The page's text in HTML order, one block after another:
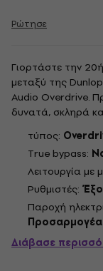
Ρώτησε
Γιορτάστε την
μεταξύ της
Audio Overdrive.
δυνατά, σκληρά
το μυώδες stomp
σε ένα βαρύ,
διάταξη ελέγχου
τύπος:
True bypass:
Λειτουργία με
Ρυθμιστές:
Παροχή
Διάβασε